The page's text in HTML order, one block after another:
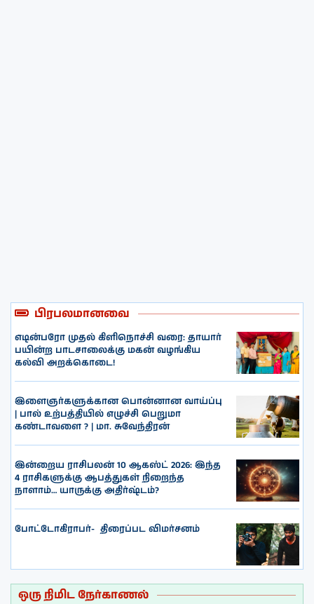
பிரபலமானவை
எடின்பரோ முதல் கிளிநொச்சி வரை: தாயார்
பயின்ற பாடசாலைக்கு மகன் வழங்கிய
கல்வி அறக்கொடை!
இளைஞர்களுக்கான பொன்னான வாய்ப்பு
| பால் உற்பத்தியில் எழுச்சி பெறுமா
கண்டாவளை ? | மா. சுவேந்திரன்
இன்றைய ராசிபலன் 10 ஆகஸ்ட் 2026: இந்த
4 ராசிகளுக்கு ஆபத்துகள் நிறைந்த
நாளாம்… யாருக்கு அதிர்ஷ்டம்?
போட்டோகிராபர்- ‌ திரைப்பட விமர்சனம்
ஒரு நிமிட நேர்காணல்